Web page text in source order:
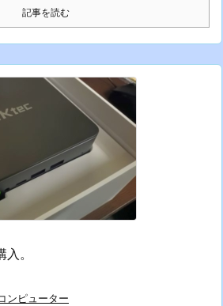
記事を読む
。
ンピューター